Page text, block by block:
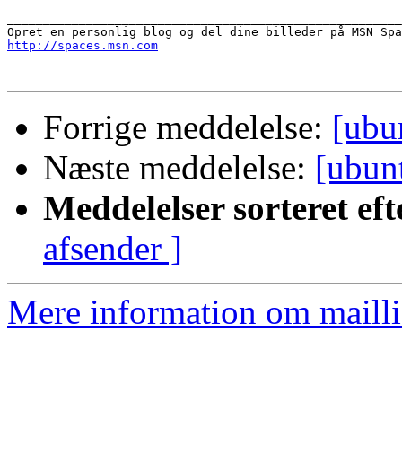
http://spaces.msn.com
Forrige meddelelse:
Næste meddelelse:
Meddelelser sorteret
afsender ]
Mere information om